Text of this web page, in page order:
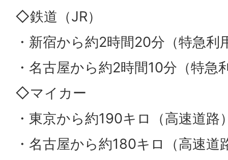
◇鉄道（JR）
・新宿から約2時間20分（特急利
・名古屋から約2時間10分（特
◇マイカー
・東京から約190キロ（高速道路
・名古屋から約180キロ（高速道